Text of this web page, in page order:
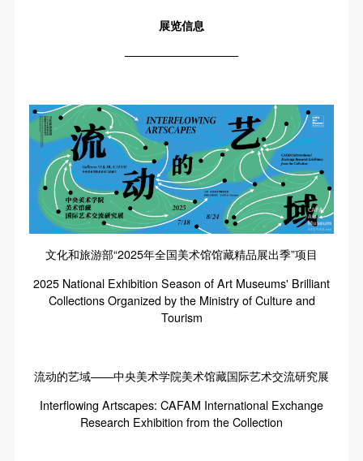
展览信息
——————————
文化和旅游部“2025年全国美术馆馆藏精品展出季”项目
2025 National Exhibition Season of Art Museums' Brilliant
Collections Organized by the Ministry of Culture and
Tourism
流动的艺域——中央美术学院美术馆藏国际艺术交流研究展
Interflowing Artscapes: CAFAM International Exchange
Research Exhibition from the Collection